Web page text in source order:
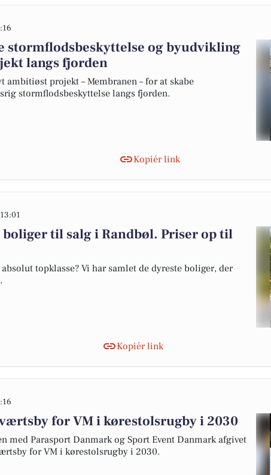
stormflodsbeskyttelse og byudvikling
langs fjorden
ambitiøst projekt – Membranen – for at skabe
stormflodsbeskyttelse langs fjorden.
Kopiér link
boliger til salg i Randbøl. Priser op til
topklasse? Vi har samlet de dyreste boliger, der
Kopiér link
for VM i kørestolsrugby i 2030
med Parasport Danmark og Sport Event Danmark afgivet
for VM i kørestolsrugby i 2030.